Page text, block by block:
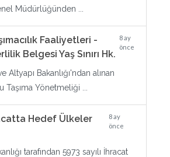
Müdürlüğünden ...
Faaliyetleri -
Belgesi Yaş Sınırı Hk.
8 ay
önce
Altyapı Bakanlığı'ndan alınan
Taşıma Yönetmeliği ...
Hedef Ülkeler
8 ay
önce
tarafından 5973 sayılı İhracat